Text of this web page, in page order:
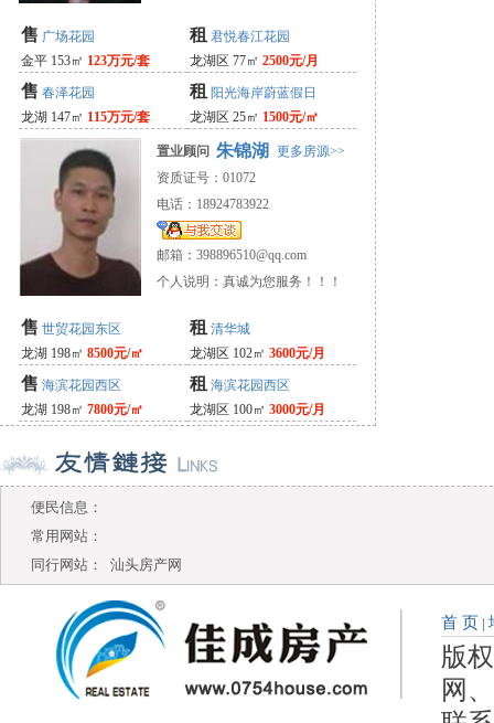
售 广场花园
金平 153㎡ 123万元/套
售 春泽花园
龙湖 147㎡ 115万元/套
租君悦春江花园
龙湖区 77㎡ 2500元/月
租阳光海岸蔚蓝假日
龙湖区 25㎡ 1500元/㎡
置业顾问 朱锦湖
更多房源>>
资质证号：01072
电话：18924783922
邮箱： 398896510@qq.com
个人说明：真诚为您服务！！！
售 世贸花园东区
龙湖 198㎡ 8500元/㎡
售 海滨花园西区
龙湖 198㎡ 7800元/㎡
租清华城
龙湖区 102㎡ 3600元/月
租海滨花园西区
龙湖区 100㎡ 3000元/月
便民信息：
常用网站：
同行网站：
汕头房产网
首 页 |
版
网